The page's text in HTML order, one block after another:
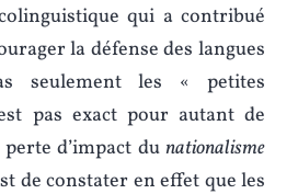
qui a contribué
la défense des langues
seulement les « petites
pas exact pour autant de
d’impact du nationalisme
de constater en effet que les